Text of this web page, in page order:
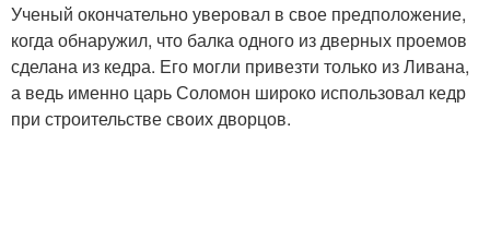
Ученый окончательно уверовал в свое предположение,
когда обнаружил, что балка одного из дверных проемов
сделана из кедра. Его могли привезти только из Ливана,
а ведь именно царь Соломон широко использовал кедр
при строительстве своих дворцов.